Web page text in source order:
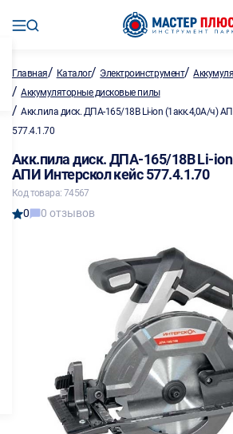
Главная/ Каталог/ Электроинструмент/
/ Аккумуляторные дисковые пилы
/ Акк.пила диск. ДПА-165/18В Li-ion (1акк.4,0А/ч)
577.4.1.70
Акк.пила диск. ДПА-165/18В Li-
АПИ Интерскол кейс 577.4.1.70
Код товара: 74567
0 0 отзывов